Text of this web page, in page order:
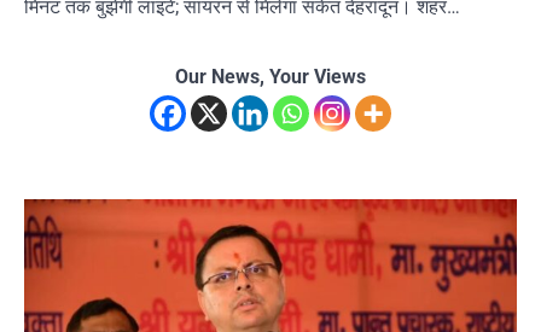
मिनट तक बुझेंगी लाइटें; सायरन से मिलेगा संकेत देहरादून। शहर…
Our News, Your Views